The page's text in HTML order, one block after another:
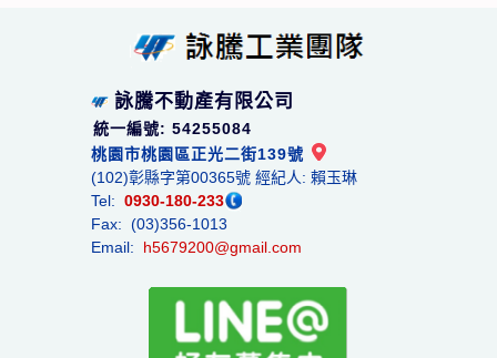
詠騰不動產有限公司
統一編號: 54255084
桃園市桃園區正光二街139號
(102)彰縣字第00365號 經紀人: 賴玉琳
Tel: 0930-180-233
Fax: (03)356-1013
Email: h5679200@gmail.com